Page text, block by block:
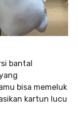
bantal
bisa memeluk
kartun lucu